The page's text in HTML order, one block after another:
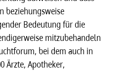
beziehungsweise
Bedeutung für die
mitzubehandeln
bei dem auch in
Ärzte, Apotheker,